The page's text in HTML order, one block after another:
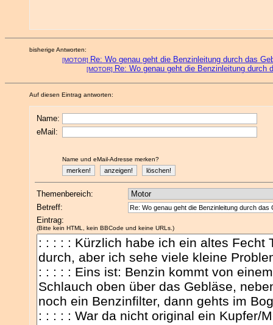
bisherige Antworten:
[MOTOR] Re: Wo genau geht die Benzinleitung durch das
[MOTOR] Re: Wo genau geht die Benzinleitung durch
Auf diesen Eintrag antworten:
Name:
eMail:
Name und eMail-Adresse merken?
Themenbereich:
Betreff:
Eintrag:
(Bitte kein HTML, kein BBCode und keine URLs.)